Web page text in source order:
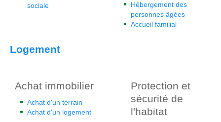
sociale
Hébergement des
personnes âgées
Accueil familial
Logement
Achat immobilier
Achat d'un terrain
Achat d'un logement
Protection et
sécurité de
l'habitat